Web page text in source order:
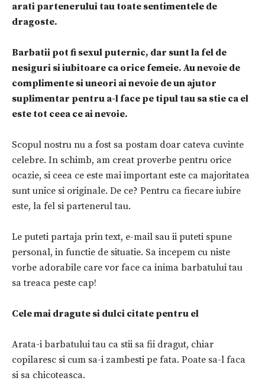
arati partenerului tau toate sentimentele de
dragoste.
Barbatii pot fi sexul puternic, dar sunt la fel de
nesiguri si iubitoare ca orice femeie. Au nevoie de
complimente si uneori ai nevoie de un ajutor
suplimentar pentru a-l face pe tipul tau sa stie ca el
este tot ceea ce ai nevoie.
Scopul nostru nu a fost sa postam doar cateva cuvinte
celebre. In schimb, am creat proverbe pentru orice
ocazie, si ceea ce este mai important este ca majoritatea
sunt unice si originale. De ce? Pentru ca fiecare iubire
este, la fel si partenerul tau.
Le puteti partaja prin text, e-mail sau ii puteti spune
personal, in functie de situatie. Sa incepem cu niste
vorbe adorabile care vor face ca inima barbatului tau
sa treaca peste cap!
Cele mai dragute si dulci citate pentru el
Arata-i barbatului tau ca stii sa fii dragut, chiar
copilaresc si cum sa-i zambesti pe fata. Poate sa-l faca
si sa chicoteasca.